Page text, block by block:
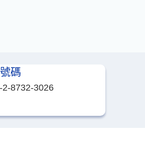
碼
2-8732-3026